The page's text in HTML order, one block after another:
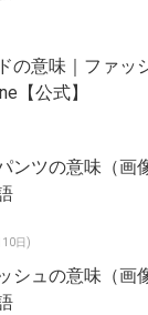
の意味｜ファッ
【公式】
ンツの意味（画
日)
シュの意味（画